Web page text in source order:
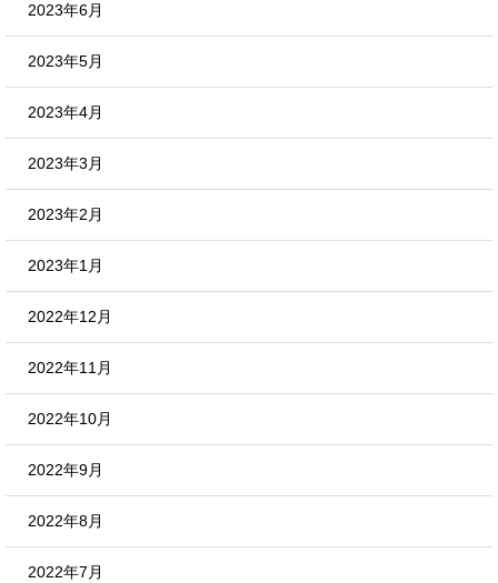
2023年6月
2023年5月
2023年4月
2023年3月
2023年2月
2023年1月
2022年12月
2022年11月
2022年10月
2022年9月
2022年8月
2022年7月